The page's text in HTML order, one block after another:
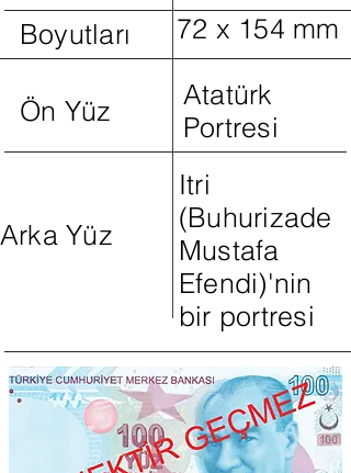
Boyutları
72 x 154 mm
Ön Yüz
Atatürk
Portresi
Arka Yüz
Itri
(Buhurizade
Mustafa
Efendi)'nin
bir portresi